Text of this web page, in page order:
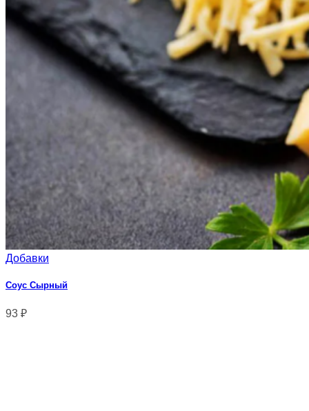
Добавки
Соус Сырный
93 ₽